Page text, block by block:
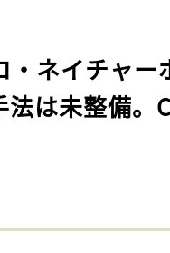
・ネイチャー
法は未整備。